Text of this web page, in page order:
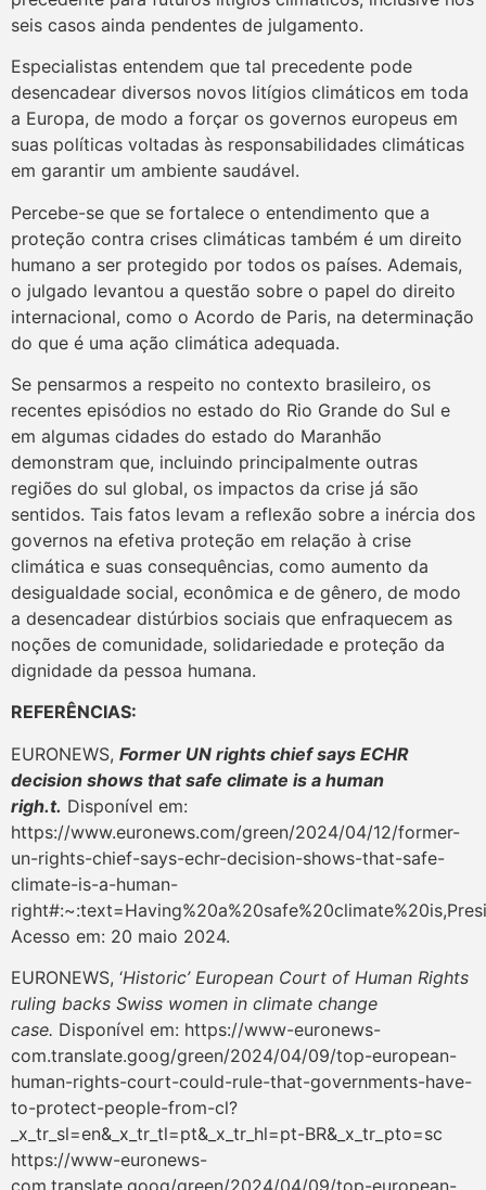
seis casos ainda pendentes de julgamento.
Especialistas entendem que tal precedente pode
desencadear diversos novos litígios climáticos em toda
a Europa, de modo a forçar os governos europeus em
suas políticas voltadas às responsabilidades climáticas
em garantir um ambiente saudável.
Percebe-se que se fortalece o entendimento que a
proteção contra crises climáticas também é um direito
humano a ser protegido por todos os países. Ademais,
o julgado levantou a questão sobre o papel do direito
internacional, como o Acordo de Paris, na determinação
do que é uma ação climática adequada.
Se pensarmos a respeito no contexto brasileiro, os
recentes episódios no estado do Rio Grande do Sul e
em algumas cidades do estado do Maranhão
demonstram que, incluindo principalmente outras
regiões do sul global, os impactos da crise já são
sentidos. Tais fatos levam a reflexão sobre a inércia dos
governos na efetiva proteção em relação à crise
climática e suas consequências, como aumento da
desigualdade social, econômica e de gênero, de modo
a desencadear distúrbios sociais que enfraquecem as
noções de comunidade, solidariedade e proteção da
dignidade da pessoa humana.
REFERÊNCIAS:
EURONEWS, Former UN rights chief says ECHR
decision shows that safe climate is a human
righ.t. Disponível em:
https://www.euronews.com/green/2024/04/12/former-
un-rights-chief-says-echr-decision-shows-that-safe-
climate-is-a-human-
Acesso em: 20 maio 2024.
EURONEWS, ‘Historic’ European Court of Human Rights
ruling backs Swiss women in climate change
case. Disponível em: https://www-euronews-
com.translate.goog/green/2024/04/09/top-european-
human-rights-court-could-rule-that-governments-have-
to-protect-people-from-cl?
_x_tr_sl=en&_x_tr_tl=pt&_x_tr_hl=pt-BR&_x_tr_pto=sc
https://www-euronews-